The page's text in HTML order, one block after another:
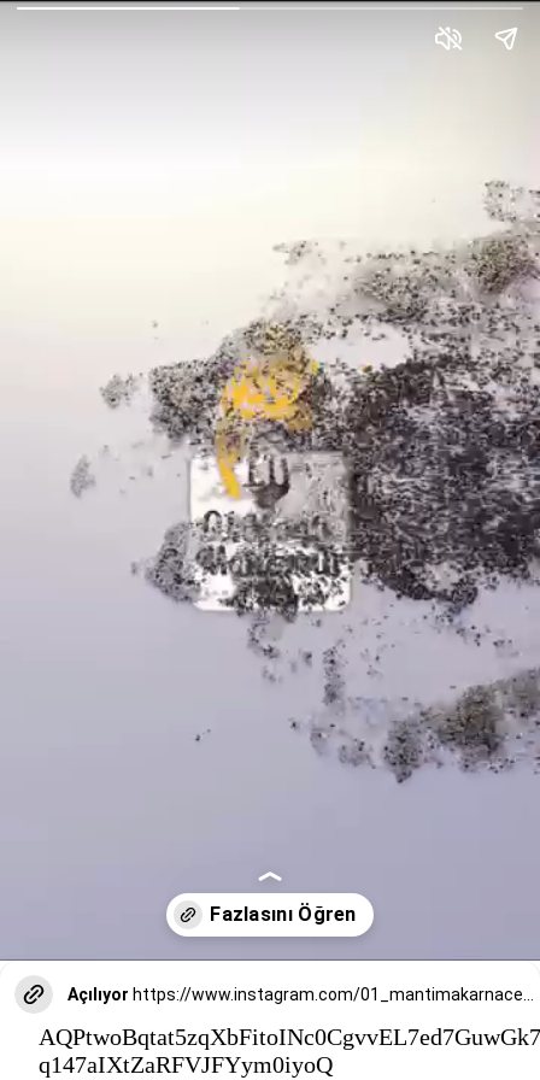
Açılıyor https://www.instagram.com/01_mantimakarnacesme/
q147aIXtZaRFVJFYym0iyoQ